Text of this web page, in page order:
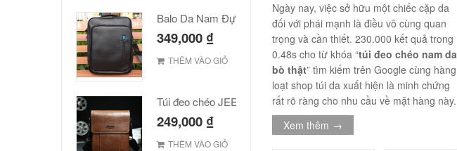
Balo Da Nam Đựng Laptop Đẹp Giá Rẻ
349,000 ₫
THÊM VÀO GIỎ
249,000 ₫
THÊM VÀO GIỎ
Ngày nay, việc sở hữu một chiếc cặp da
đối với phái mạnh là điều vô cùng quan
trọng và cần thiết. 230.000 kết quả trong
0.48s cho từ khóa “túi đeo chéo nam da
bò thật” tìm kiếm trên Google cùng hàng
loạt shop túi da xuất hiện là minh chứng
rất rõ ràng cho nhu cầu về mặt hàng này.
Xem thêm →